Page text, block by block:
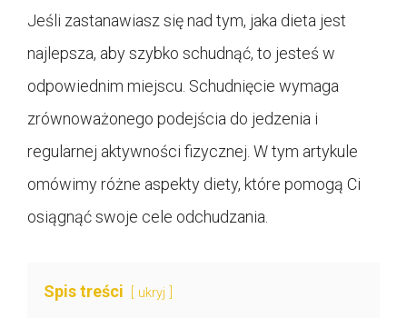
Jeśli zastanawiasz się nad tym, jaka dieta jest
najlepsza, aby szybko schudnąć, to jesteś w
odpowiednim miejscu. Schudnięcie wymaga
zrównoważonego podejścia do jedzenia i
regularnej aktywności fizycznej. W tym artykule
omówimy różne aspekty diety, które pomogą Ci
osiągnąć swoje cele odchudzania.
Spis treści ukryj